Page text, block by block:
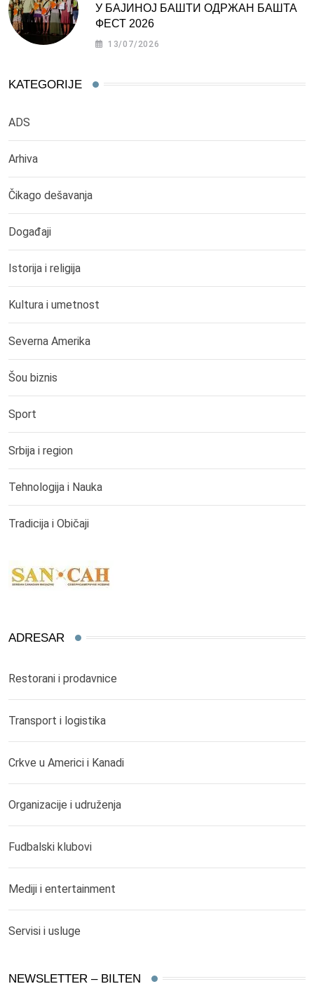
У БАЈИНОЈ БАШТИ ОДРЖАН БАШТА
ФЕСТ 2026
13/07/2026
KATEGORIJE
ADS
Arhiva
Čikago dešavanja
Događaji
Istorija i religija
Kultura i umetnost
Severna Amerika
Šou biznis
Sport
Srbija i region
Tehnologija i Nauka
Tradicija i Običaji
ADRESAR
Restorani i prodavnice
Transport i logistika
Crkve u Americi i Kanadi
Organizacije i udruženja
Fudbalski klubovi
Mediji i entertainment
Servisi i usluge
NEWSLETTER – BILTEN